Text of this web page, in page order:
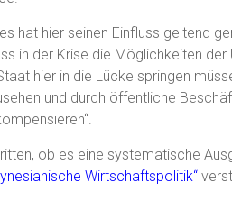
hat hier seinen Einfluss geltend
in der Krise die Möglichkeiten
hier in die Lücke springen
und durch öffentliche
ob es eine systematische
Wirtschaftspolitik“